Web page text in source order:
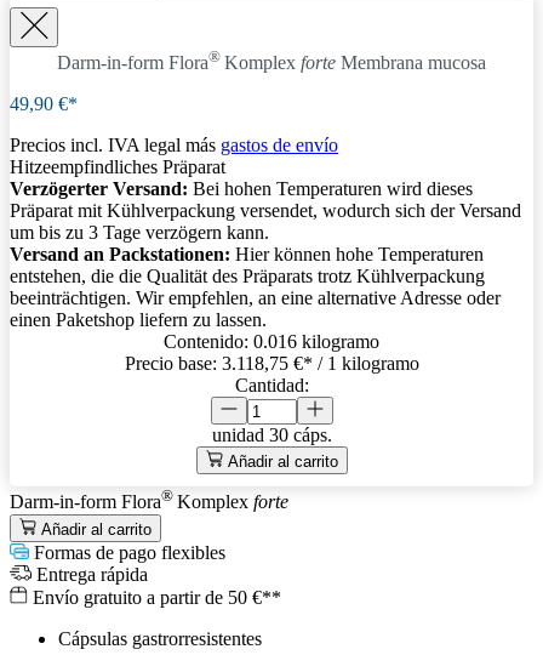
Darm-in-form Flora® Komplex forte Membrana mucosa
49,90 €*
Precios incl. IVA legal más gastos de envío
Hitzeempfindliches Präparat
Verzögerter Versand: Bei hohen Temperaturen wird dieses
Präparat mit Kühlverpackung versendet, wodurch sich der Versand
um bis zu 3 Tage verzögern kann.
Versand an Packstationen: Hier können hohe Temperaturen
entstehen, die die Qualität des Präparats trotz Kühlverpackung
beeinträchtigen. Wir empfehlen, an eine alternative Adresse oder
einen Paketshop liefern zu lassen.
Contenido: 0.016 kilogramo
Precio base: 3.118,75 €* / 1 kilogramo
Cantidad:
unidad 30 cáps.
Añadir al carrito
Darm-in-form Flora® Komplex forte
Añadir al carrito
Formas de pago flexibles
Entrega rápida
Envío gratuito a partir de 50 €**
Cápsulas gastrorresistentes